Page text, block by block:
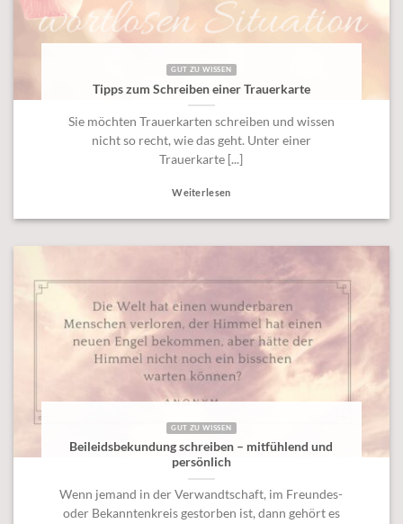
GUT ZU WISSEN
Tipps zum Schreiben einer Trauerkarte
Sie möchten Trauerkarten schreiben und wissen
nicht so recht, wie das geht. Unter einer
Trauerkarte [...]
Weiterlesen
GUT ZU WISSEN
Beileidsbekundung schreiben – mitfühlend und
persönlich
Wenn jemand in der Verwandtschaft, im Freundes-
oder Bekanntenkreis gestorben ist, dann gehört es